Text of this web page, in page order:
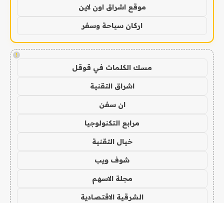
موقع اشراق اون لاين
اركان سياحة وسفر
!
مسك الكلمات في قوقل
اشراق التقنية
ان سفن
مرابع التكنولوجيا
خيال التقنية
شوف ويب
مجلة الاسهم
الشرقية الاقتصادية